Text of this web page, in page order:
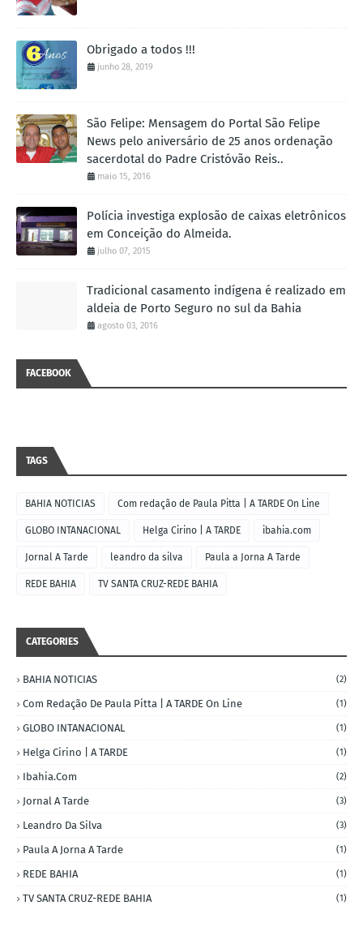
Obrigado a todos !!!
junho 28, 2019
São Felipe: Mensagem do Portal São Felipe
News pelo aniversário de 25 anos ordenação
sacerdotal do Padre Cristóvão Reis..
maio 15, 2016
Polícia investiga explosão de caixas eletrônicos
em Conceição do Almeida.
julho 07, 2015
Tradicional casamento indígena é realizado em
aldeia de Porto Seguro no sul da Bahia
agosto 03, 2016
FACEBOOK
TAGS
BAHIA NOTICIAS Com redação de Paula Pitta | A TARDE On Line
GLOBO INTANACIONAL Helga Cirino | A TARDE ibahia.com
Jornal A Tarde leandro da silva Paula a Jorna A Tarde
REDE BAHIA TV SANTA CRUZ-REDE BAHIA
CATEGORIES
BAHIA NOTICIAS (2)
Com Redação De Paula Pitta | A TARDE On Line (1)
GLOBO INTANACIONAL (1)
Helga Cirino | A TARDE (1)
Ibahia.com (2)
Jornal A Tarde (3)
Leandro Da Silva (3)
Paula A Jorna A Tarde (1)
REDE BAHIA (1)
TV SANTA CRUZ-REDE BAHIA (1)